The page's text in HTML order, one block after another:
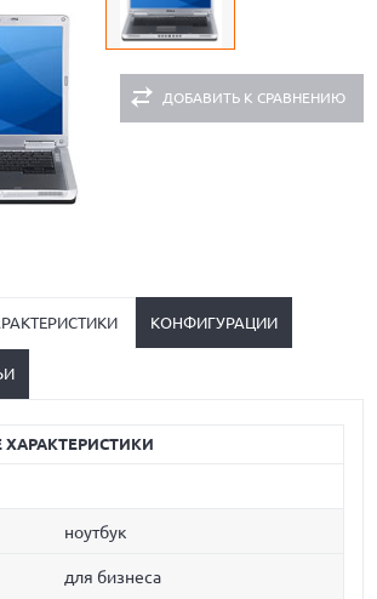
ДОБАВИТЬ К СРАВНЕНИЮ
КОНФИГУРАЦИИ
ХАРАКТЕРИСТИКИ
ноутбук
для бизнеса